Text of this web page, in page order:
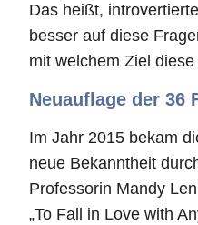
Das heißt,
besser auf diese
mit welchem Ziel
Neuauflage der 36
Im Jahr 2015 bekam
neue Bekanntheit
Professorin Mandy
„To Fall in Love with